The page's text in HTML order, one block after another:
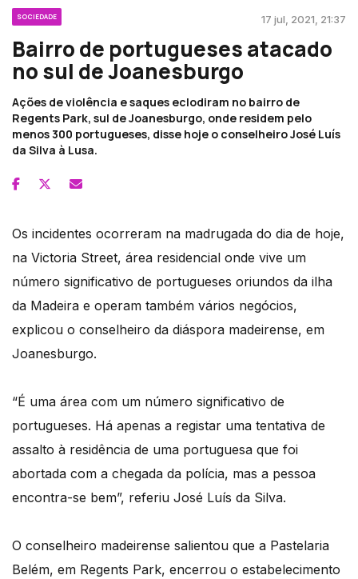
SOCIEDADE 17 jul, 2021, 21:37
Bairro de portugueses atacado
no sul de Joanesburgo
Ações de violência e saques eclodiram no bairro de
Regents Park, sul de Joanesburgo, onde residem pelo
menos 300 portugueses, disse hoje o conselheiro José Luís
da Silva à Lusa.
Os incidentes ocorreram na madrugada do dia de hoje,
na Victoria Street, área residencial onde vive um
número significativo de portugueses oriundos da ilha
da Madeira e operam também vários negócios,
explicou o conselheiro da diáspora madeirense, em
Joanesburgo.
“É uma área com um número significativo de
portugueses. Há apenas a registar uma tentativa de
assalto à residência de uma portuguesa que foi
abortada com a chegada da polícia, mas a pessoa
encontra-se bem”, referiu José Luís da Silva.
O conselheiro madeirense salientou que a Pastelaria
Belém, em Regents Park, encerrou o estabelecimento